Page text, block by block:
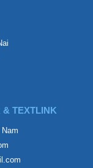
TEXTLINK